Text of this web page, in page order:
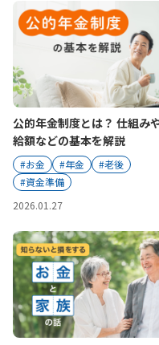
各種サービス・お
かんぽプラチナライ
ご契約のしおり・
保険用語集
お問い合わせ
ご契約手続きの流れ
保険料のお払込方法
保険用語集
お問い合わせ
かんぽアプリ～か
すこやか健康ラボ
ラジオ体操・みん
ラジオ体操ポータ
かんぽブランド
かんぽ生命のサス
お客さまの声／お客
かんぽジャンクショ
公的年金制度とは？ 仕組み
給額などの基本を解説
#お金 #年金
#老後
#資金準備
2026.01.27